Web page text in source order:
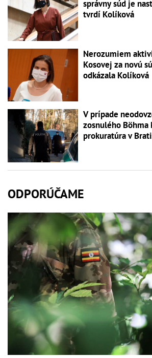
správny súd je
tvrdí Kolíková
Nerozumiem
Kosovej za novú
odkázala Kolíková
V prípade
zosnulého Böhma
prokuratúra v
ODPORÚČAME